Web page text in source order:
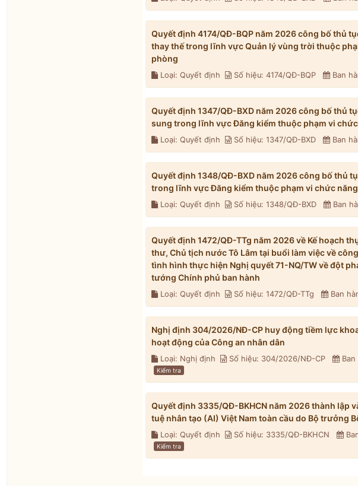
Quyết định 4174/QĐ-BQP năm 2026 công bố thủ
thay thế trong lĩnh vực Quản lý vùng trời thuộc
phòng
Loại: Quyết định Số hiệu: 4174/QĐ-BQP Ban
Quyết định 1347/QĐ-BXD năm 2026 công bố thủ
sung trong lĩnh vực Đăng kiểm thuộc phạm vi
Loại: Quyết định Số hiệu: 1347/QĐ-BXD Ban
Quyết định 1348/QĐ-BXD năm 2026 công bố thủ
trong lĩnh vực Đăng kiểm thuộc phạm vi chức
Loại: Quyết định Số hiệu: 1348/QĐ-BXD Ban
Quyết định 1472/QĐ-TTg năm 2026 về Kế hoạch
thư, Chủ tịch nước Tô Lâm tại buổi làm việc về
tình hình thực hiện Nghị quyết 71-NQ/TW về đột
tướng Chính phủ ban hành
Loại: Quyết định Số hiệu: 1472/QĐ-TTg Ban
Nghị định 304/2026/NĐ-CP huy động tiềm lực
hoạt động của Công an nhân dân
Loại: Nghị định Số hiệu: 304/2026/NĐ-CP
Kiểm tra
Quyết định 3335/QĐ-BKHCN năm 2026 thành lập
tuệ nhân tạo (AI) Việt Nam toàn cầu do Bộ trưởng
Loại: Quyết định Số hiệu: 3335/QĐ-BKHCN
Kiểm tra